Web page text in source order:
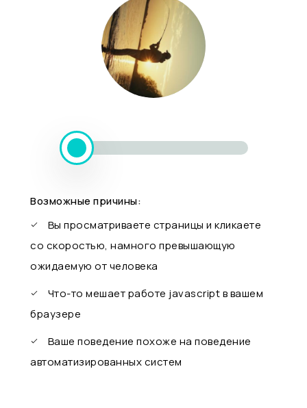
Возможные причины:
Вы просматриваете страницы и кликаете
со скоростью, намного превышающую
ожидаемую от человека
Что-то мешает работе javascript в вашем
браузере
Ваше поведение похоже на поведение
автоматизированных систем